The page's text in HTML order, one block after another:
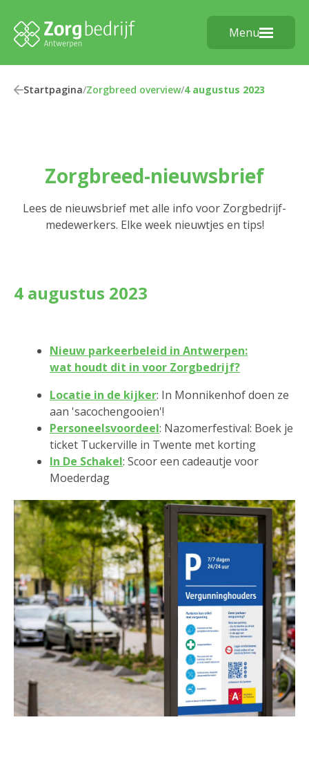
Menu
Startpagina/Zorgbreed overview/4 augustus 2023
Zorgbreed-nieuwsbrief
Lees de nieuwsbrief met alle info voor Zorgbedrijf-
medewerkers. Elke week nieuwtjes en tips!
4 augustus 2023
Nieuw parkeerbeleid in Antwerpen:
wat houdt dit in voor Zorgbedrijf?
Locatie in de kijker: In Monnikenhof doen ze
aan 'sacochengooien'!
Personeelsvoordeel: Nazomerfestival: Boek je
ticket Tuckerville in Twente met korting
In De Schakel: Scoor een cadeautje voor
Moederdag